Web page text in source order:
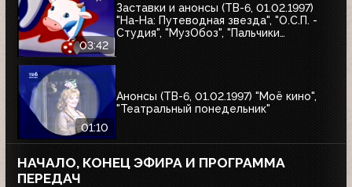
03:42
Заставки и анонсы (ТВ-6, 01.02.1997)
"На-На: Путеводная звезда", "О.С.П. -
Студия", "МузОбоз", "Пальчики
01:10
Анонсы (ТВ-6, 01.02.1997) "Моё кино",
"Театральный понедельник"
НАЧАЛО, КОНЕЦ ЭФИРА И ПРОГРАММА
ПЕРЕДАЧ